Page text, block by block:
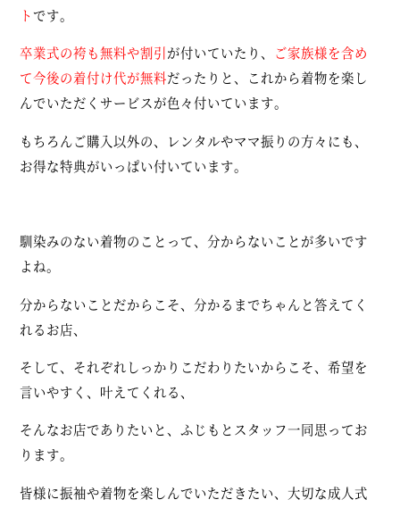
トです。
卒業式の袴も無料や割引が付いていたり、 ご家族様を含め
て今後の着付け代が無料だったりと、これから着物を楽し
んでいただくサービスが色々付いています。
もちろんご購入以外の、レンタルやママ振りの方々にも、
お得な特典がいっぱい付いています。
馴染みのない着物のことって、分からないことが多いです
よね。
分からないことだからこそ、分かるまでちゃんと答えてく
れるお店、
そして、それぞれしっかりこだわりたいからこそ、希望を
言いやすく、叶えてくれる、
そんなお店でありたいと、ふじもとスタッフ一同思ってお
ります。
皆様に振袖や着物を楽しんでいただきたい、大切な成人式